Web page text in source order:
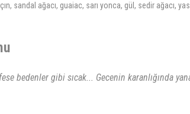
sandal ağacı, guaiac, sarı yonca, gül, sedir ağacı,
bedenler gibi sıcak... Gecenin karanlığında